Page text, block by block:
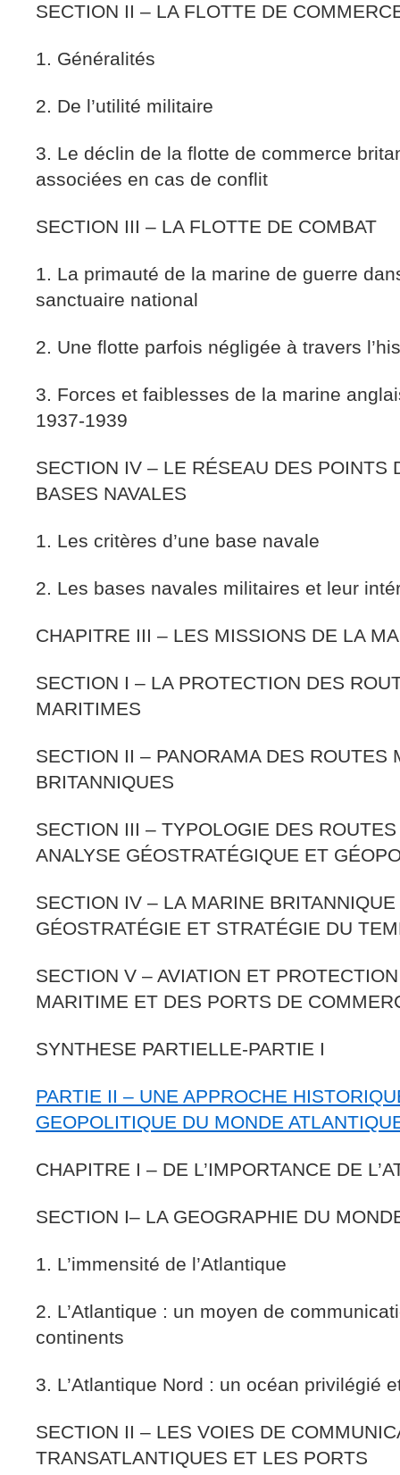
SECTION II – LA FLOTTE DE
1. Généralités
2. De l’utilité militaire
3. Le déclin de la flotte de commerce
associées en cas de conflit
SECTION III – LA FLOTTE DE COMBAT
1. La primauté de la marine de guerre
sanctuaire national
2. Une flotte parfois négligée à travers
3. Forces et faiblesses de la marine
1937-1939
SECTION IV – LE RÉSEAU DES POINTS
BASES NAVALES
1. Les critères d’une base navale
2. Les bases navales militaires et leur
CHAPITRE III – LES MISSIONS DE LA
SECTION I – LA PROTECTION DES
MARITIMES
SECTION II – PANORAMA DES ROUTES
BRITANNIQUES
SECTION III – TYPOLOGIE DES
ANALYSE GÉOSTRATÉGIQUE ET
SECTION IV – LA MARINE
GÉOSTRATÉGIE ET STRATÉGIE DU
SECTION V – AVIATION ET
MARITIME ET DES PORTS DE
SYNTHESE PARTIELLE-PARTIE I
PARTIE II – UNE APPROCHE
GEOPOLITIQUE DU MONDE
CHAPITRE I – DE L’IMPORTANCE DE
SECTION I– LA GEOGRAPHIE DU
1. L’immensité de l’Atlantique
2. L’Atlantique : un moyen de
continents
3. L’Atlantique Nord : un océan privilégié
SECTION II – LES VOIES DE
TRANSATLANTIQUES ET LES PORTS